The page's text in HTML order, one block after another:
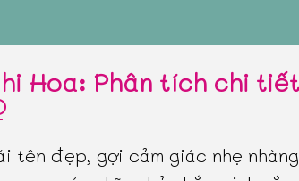
Hoa: Phân tích chi
tên đẹp, gợi cảm giác nhẹ